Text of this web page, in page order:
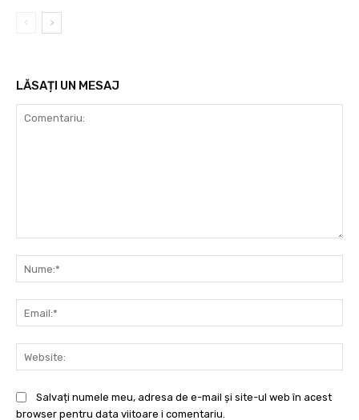
LĂSAȚI UN MESAJ
Salvați numele meu, adresa de e-mail și site-ul web în acest
browser pentru data viitoare i comentariu.